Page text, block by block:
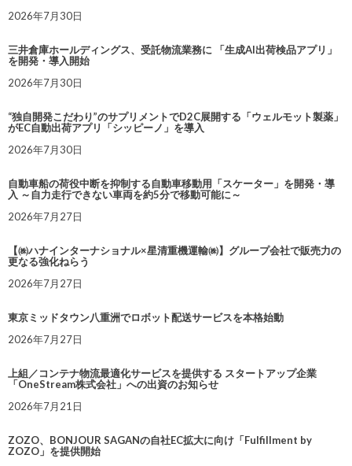
2026年7月30日
三井倉庫ホールディングス、受託物流業務に 「生成AI出荷検品アプリ」
を開発・導入開始
2026年7月30日
“独自開発こだわり”のサプリメントでD2C展開する「ウェルモット製薬」
がEC自動出荷アプリ「シッピーノ」を導入
2026年7月30日
自動車船の荷役中断を抑制する自動車移動用「スケーター」を開発・導
入 ～自力走行できない車両を約5分で移動可能に～
2026年7月27日
【㈱ハナインターナショナル×星清重機運輸㈱】グループ会社で販売力の
更なる強化ねらう
2026年7月27日
東京ミッドタウン八重洲でロボット配送サービスを本格始動
2026年7月27日
上組／コンテナ物流最適化サービスを提供する スタートアップ企業
「OneStream株式会社」への出資のお知らせ
2026年7月21日
ZOZO、BONJOUR SAGANの自社EC拡大に向け「Fulfillment by
ZOZO」を提供開始